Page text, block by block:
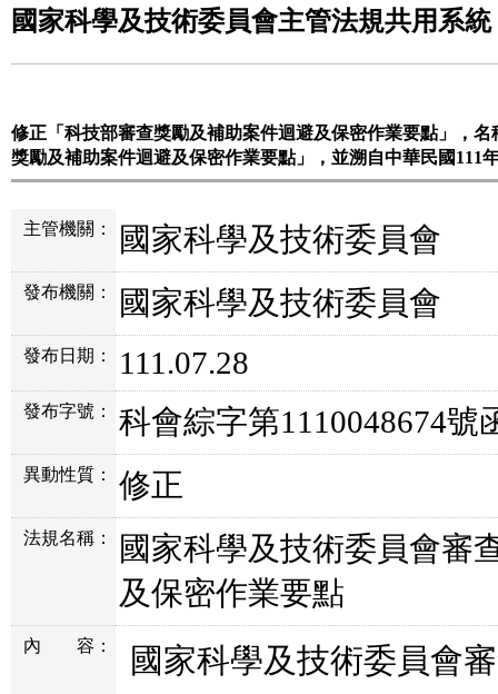
國家科學及技術委員會主管法規共用系統
修正「科技部審查獎勵及補助案件迴避及保密作業要點」，
獎勵及補助案件迴避及保密作業要點」，並溯自中華民國111
主管機關： 國家科學及技術委員會
發布機關： 國家科學及技術委員會
發布日期： 111.07.28
發布字號： 科會綜字第1110048674號
異動性質： 修正
法規名稱：
國家科學及技術委員會審
及保密作業要點
內 容：
國家科學及技術委員會